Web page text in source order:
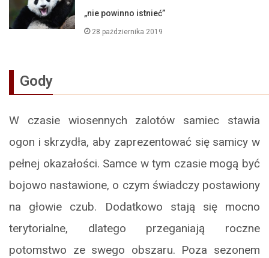
„nie powinno istnieć”
28 października 2019
Gody
W czasie wiosennych zalotów samiec stawia
ogon i skrzydła, aby zaprezentować się samicy w
pełnej okazałości. Samce w tym czasie mogą być
bojowo nastawione, o czym świadczy postawiony
na głowie czub. Dodatkowo stają się mocno
terytorialne, dlatego przeganiają roczne
potomstwo ze swego obszaru. Poza sezonem